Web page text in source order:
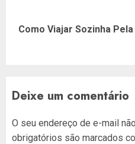
Next
Como Viajar Sozinha
Deixe um comentário
O seu endereço de e-mail
obrigatórios são marcados